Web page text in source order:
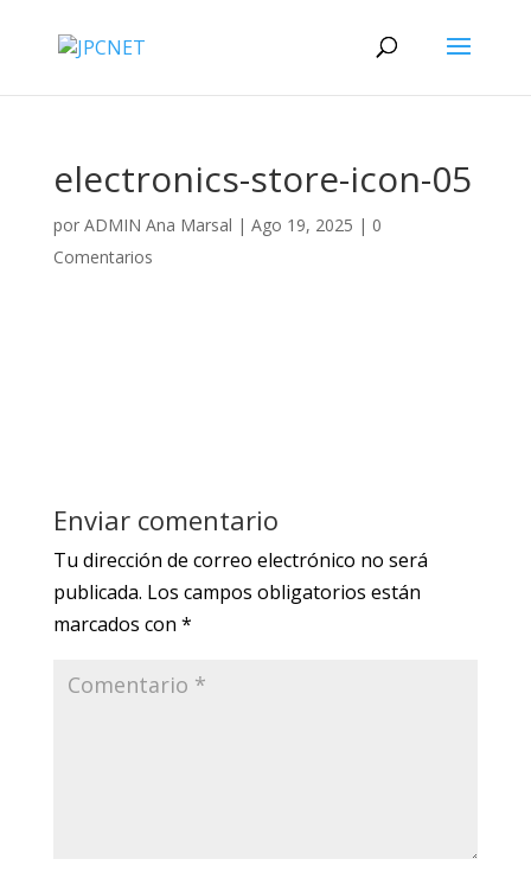
electronics-store-icon-05
por ADMIN Ana Marsal | Ago 19, 2025 | 0
Comentarios
Enviar comentario
Tu dirección de correo electrónico no será
publicada. Los campos obligatorios están
marcados con *